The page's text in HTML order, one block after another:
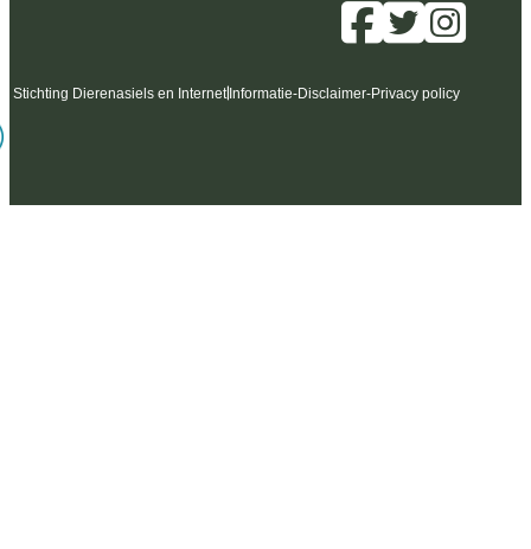
Stichting Dierenasiels en Internet Informatie-Disclaimer-Privacy policy